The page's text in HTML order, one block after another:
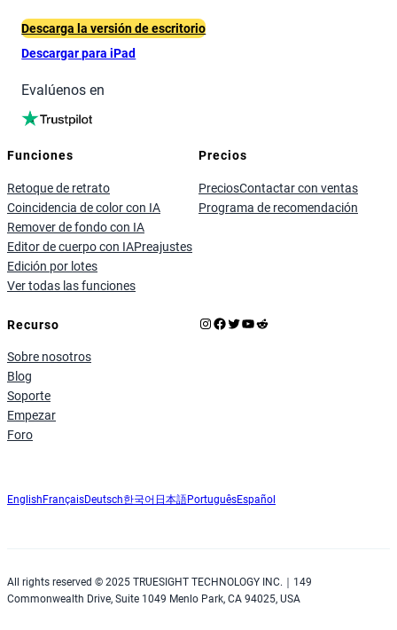
Descarga la versión de escritorio
Descargar para iPad
Evalúenos en
Funciones
Retoque de retrato
Coincidencia de color con IA
Remover de fondo con IA
Editor de cuerpo con IAPreajustes
Edición por lotes
Ver todas las funciones
Precios
PreciosContactar con ventas
Programa de recomendación
Recurso
Sobre nosotros
Blog
Soporte
Empezar
Foro
Instagram
Facebook
X YouTube
Reddit
English FrançaisDeutsch한국어 日本語PortuguêsEspañol
All rights reserved © 2025 TRUESIGHT TECHNOLOGY INC.｜149
Commonwealth Drive, Suite 1049 Menlo Park, CA 94025, USA